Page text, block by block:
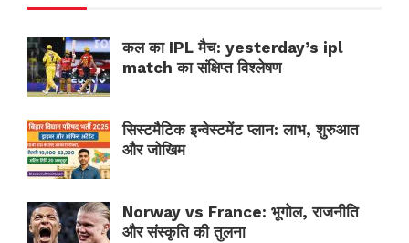
कल का IPL मैच: yesterday’s ipl
match का संक्षिप्त विश्लेषण
सिस्टमैटिक इन्वेस्टमेंट प्लान: लाभ, शुरुआत
और जोखिम
Norway vs France: भूगोल, राजनीति
और संस्कृति की तुलना